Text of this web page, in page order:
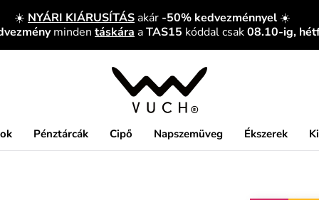
☀️ NYÁRI KIÁRUSÍTÁSakár -50% kedvezménnyel ☀️
minden táskára aTAS15 kóddal csak08.10-ig,
Pénztárcák Cipő Napszemüveg Ékszerek